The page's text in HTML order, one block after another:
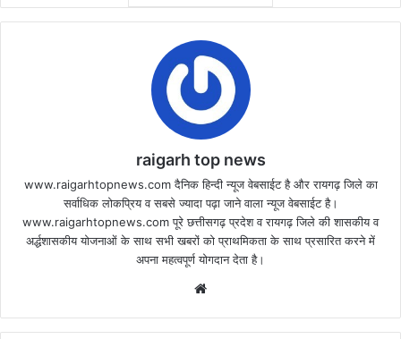
raigarh top news
www.raigarhtopnews.com दैनिक हिन्दी न्यूज वेबसाईट है और रायगढ़ जिले का
सर्वाधिक लोकप्रिय व सबसे ज्यादा पढ़ा जाने वाला न्यूज वेबसाईट है।
www.raigarhtopnews.com पूरे छत्तीसगढ़ प्रदेश व रायगढ़ जिले की शासकीय व
अर्द्धशासकीय योजनाओं के साथ सभी खबरों को प्राथमिकता के साथ प्रसारित करने में
अपना महत्वपूर्ण योगदान देता है।